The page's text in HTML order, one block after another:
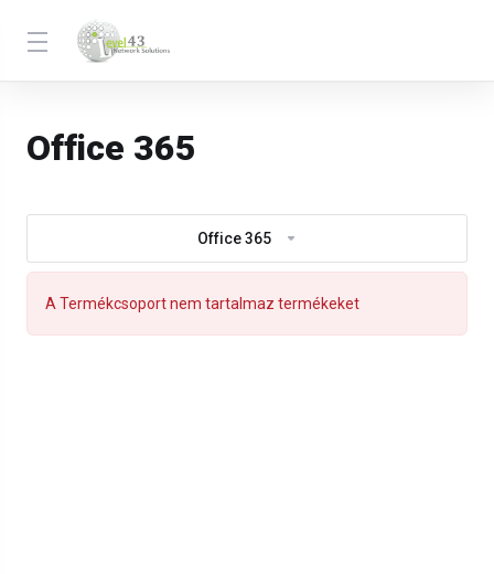
Office 365
Office 365
A Termékcsoport nem tartalmaz termékeket